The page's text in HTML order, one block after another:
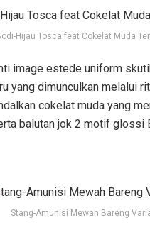
Hijau Tosca feat Cokelat Muda
image estede uniform
yang dimunculkan melalui
cokelat muda yang
balutan jok 2 motif glossi
Stang-Amunisi Mewah Bareng